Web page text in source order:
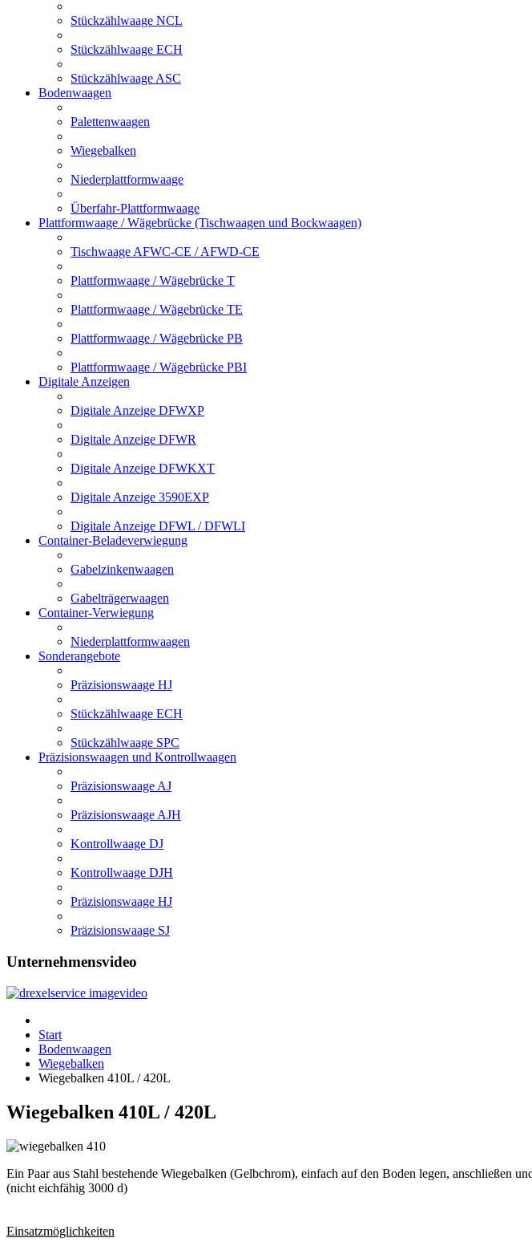
Stückzählwaage NCL
Stückzählwaage ECH
Stückzählwaage ASC
Bodenwaagen
Palettenwaagen
Wiegebalken
Niederplattformwaage
Überfahr-Plattformwaage
Plattformwaage / Wägebrücke (Tischwaagen und Bockwaagen)
Tischwaage AFWC-CE / AFWD-CE
Plattformwaage / Wägebrücke T
Plattformwaage / Wägebrücke TE
Plattformwaage / Wägebrücke PB
Plattformwaage / Wägebrücke PBI
Digitale Anzeigen
Digitale Anzeige DFWXP
Digitale Anzeige DFWR
Digitale Anzeige DFWKXT
Digitale Anzeige 3590EXP
Digitale Anzeige DFWL / DFWLI
Container-Beladeverwiegung
Gabelzinkenwaagen
Gabelträgerwaagen
Container-Verwiegung
Niederplattformwaagen
Sonderangebote
Präzisionswaage HJ
Stückzählwaage ECH
Stückzählwaage SPC
Präzisionswaagen und Kontrollwaagen
Präzisionswaage AJ
Präzisionswaage AJH
Kontrollwaage DJ
Kontrollwaage DJH
Präzisionswaage HJ
Präzisionswaage SJ
Unternehmensvideo
Start
Bodenwaagen
Wiegebalken
Wiegebalken 410L / 420L
Wiegebalken 410L / 420L
Ein Paar aus Stahl bestehende Wiegebalken (Gelbchrom), einfach auf den Boden legen, anschließen
(nicht eichfähig 3000 d)
Einsatzmöglichkeiten